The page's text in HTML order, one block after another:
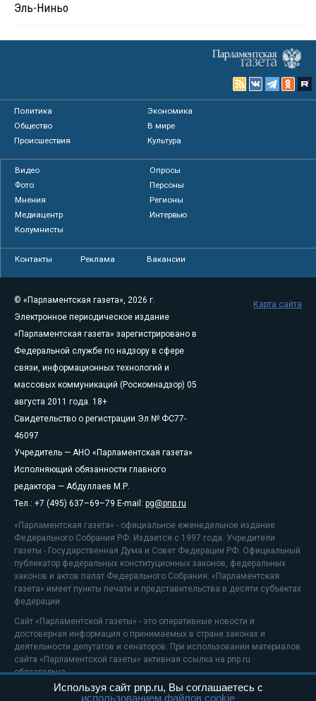
Эль-Ниньо
Политика
Экономика
Общество
В мире
Происшествия
Культура
Видео
Опросы
Фото
Персоны
Мнения
Регионы
Медиацентр
Интервью
Колумнисты
Контакты Реклама Вакансии
© «Парламентская газета», 2026 г.
Электронное периодическое издание
«Парламентская газета» зарегистрировано в
Федеральной службе по надзору в сфере
связи, информационных технологий и
массовых коммуникаций (Роскомнадзор) 05
августа 2011 года. 18+
Свидетельство о регистрации Эл № ФС77-
46097
Учредитель — АНО «Парламентская газета»
Исполняющий обязанности главного
редактора — Абдуллаев М.Р.
Тел.: +7 (495) 637–69–79 E-mail: pg@pnp.ru
«Парламентская газета» - официальное еженедельное издание
Федерального Собрания РФ. Издается с 1997 года. Учредители
газеты - Государственная Дума и Совет Федерации РФ. Официальный
публикатор федеральных конституционных законов, федеральных
законов и актов палат Федерального Собрания. «Парламентская
газета» имеет пункты печати и представительства в десяти субъектах
федерации.
Сайт «Парламентской газеты» - это оперативные новости и
достоверная информация о принимаемых в стране законах и
деятельности депутатов и сенаторов. При использовании материалов
сайта «Парламентской газеты» активная ссылка на pnp.ru
обязательна.
На информационном ресурсе применяютсярекомендательные
Карта сайта
Используя сайт pnp.ru, Вы соглашаетесь с
использованием файлов cookie